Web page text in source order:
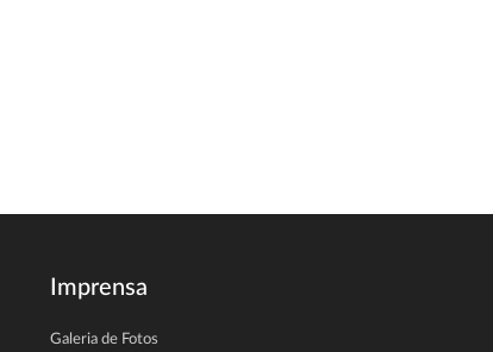
Imprensa
Galeria de Fotos